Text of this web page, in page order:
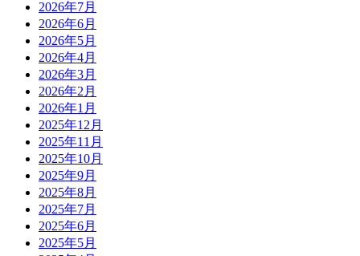
2026年7月
2026年6月
2026年5月
2026年4月
2026年3月
2026年2月
2026年1月
2025年12月
2025年11月
2025年10月
2025年9月
2025年8月
2025年7月
2025年6月
2025年5月